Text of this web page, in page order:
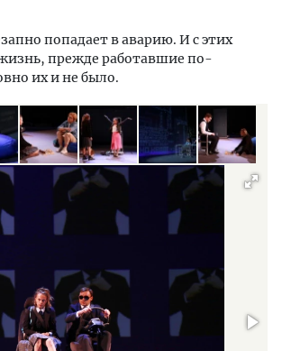
попадает в аварию. И с этих
прежде работавшие по-
их и не было.